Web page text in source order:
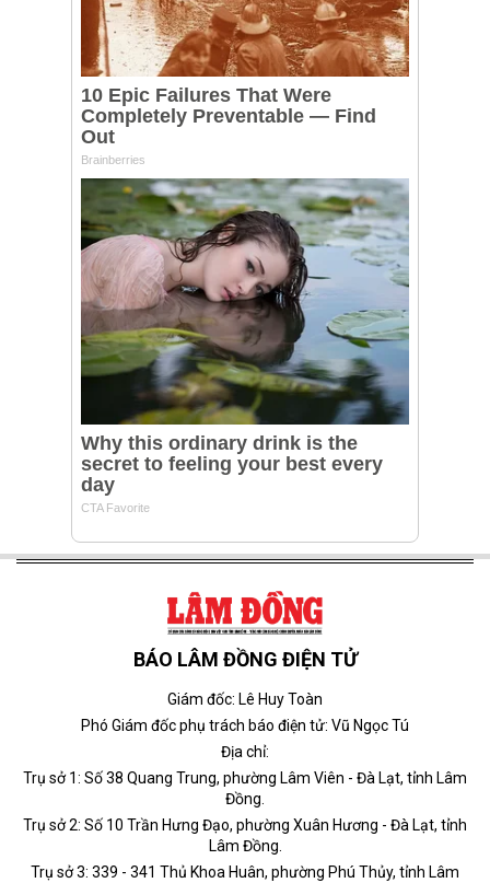
BÁO LÂM ĐỒNG ĐIỆN TỬ
Giám đốc: Lê Huy Toàn
Phó Giám đốc phụ trách báo điện tử: Vũ Ngọc Tú
Địa chỉ:
Trụ sở 1: Số 38 Quang Trung, phường Lâm Viên - Đà Lạt, tỉnh Lâm
Đồng.
Trụ sở 2: Số 10 Trần Hưng Đạo, phường Xuân Hương - Đà Lạt, tỉnh
Lâm Đồng.
Trụ sở 3: 339 - 341 Thủ Khoa Huân, phường Phú Thủy, tỉnh Lâm